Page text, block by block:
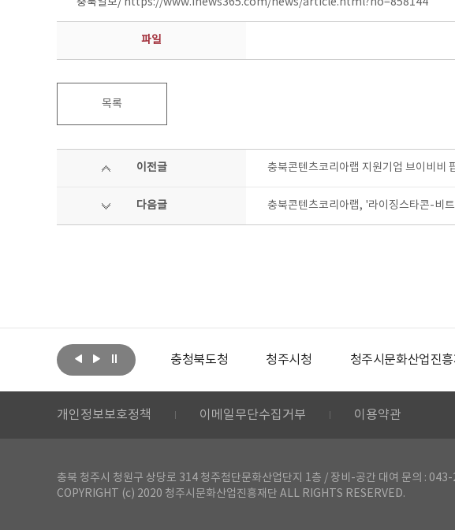
파일
목록
이전글 충북콘텐츠코리아랩 지원기업 브이비비
다음글 충북콘텐츠코리아랩, '라이징스타콘-비
문화체육관광부 충청북도청 청주시청 청주시문화산업진
개인정보보호정책 이메일무단수집거부 이용약관
충북 청주시 청원구 상당로 314 청주첨단문화산업단지 1층 / 장비-공간 대여 문의
COPYRIGHT (c) 2020 청주시문화산업진흥재단 ALL RIGHTS RESERVED.